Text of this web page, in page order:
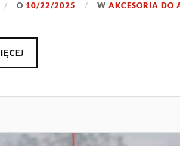
O 10/22/2025 WAKCESORIA DO